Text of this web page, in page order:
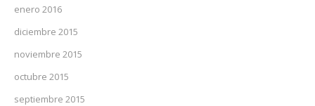
enero 2016
diciembre 2015
noviembre 2015
octubre 2015
septiembre 2015